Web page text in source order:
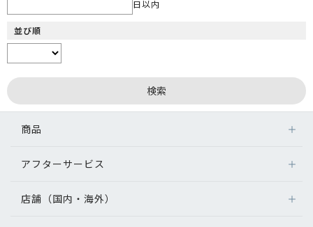
日以内
並び順
商品
アフターサービス
店舗（国内・海外）